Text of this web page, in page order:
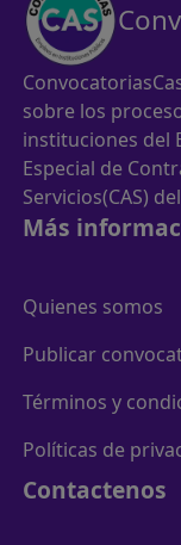
sobre los
instituciones del
Especial de
Servicios(CAS)
Más
Quienes somos
Publicar
Términos y
Políticas de
Contactenos